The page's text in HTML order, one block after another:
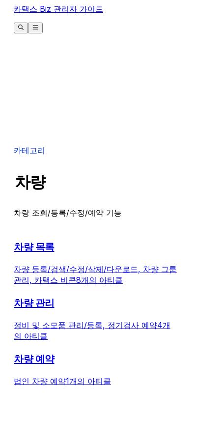
카택스 Biz 관리자 가이드
카테고리
차량
차량 조회/등록/수정/예약 기능
차량 목록
차량 등록/검색/수정/삭제/다운로드, 차량 그룹
관리, 카택스 비콘8개의 아티클
차량 관리
정비 및 소모품 관리/등록, 정기검사 예약4개
의 아티클
차량 예약
법인 차량 예약1개의 아티클